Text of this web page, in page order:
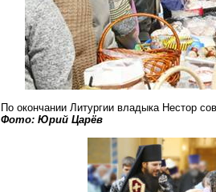
По окончании Литургии владыка Нестор
Фото: Юрий Царёв